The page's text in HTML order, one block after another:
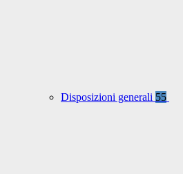
Disposizioni generali 55